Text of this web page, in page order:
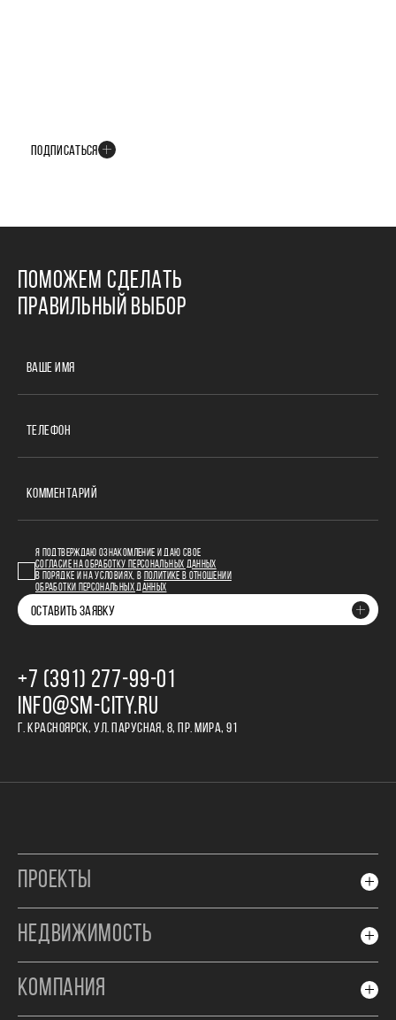
ПОДПИСАТЬСЯ
ПОМОЖЕМ СДЕЛАТЬ
ПРАВИЛЬНЫЙ ВЫБОР
ВАШЕ ИМЯ
ТЕЛЕФОН
КОММЕНТАРИЙ
Я ПОДТВЕРЖДАЮ ОЗНАКОМЛЕНИЕ И ДАЮ СВОЕ
СОГЛАСИЕ НА ОБРАБОТКУ ПЕРСОНАЛЬНЫХ ДАННЫХ
В ПОРЯДКЕ И НА УСЛОВИЯХ, В
ПОЛИТИКЕ В ОТНОШЕНИИ
ОБРАБОТКИ ПЕРСОНАЛЬНЫХ ДАННЫХ
ОСТАВИТЬ ЗАЯВКУ
+7 (391) 277‒99‒01
INFO@SM-CITY.RU
Г. КРАСНОЯРСК, УЛ. ПАРУСНАЯ, 8, ПР. МИРА, 91
ПРОЕКТЫ
НЕДВИЖИМОСТЬ
КОМПАНИЯ